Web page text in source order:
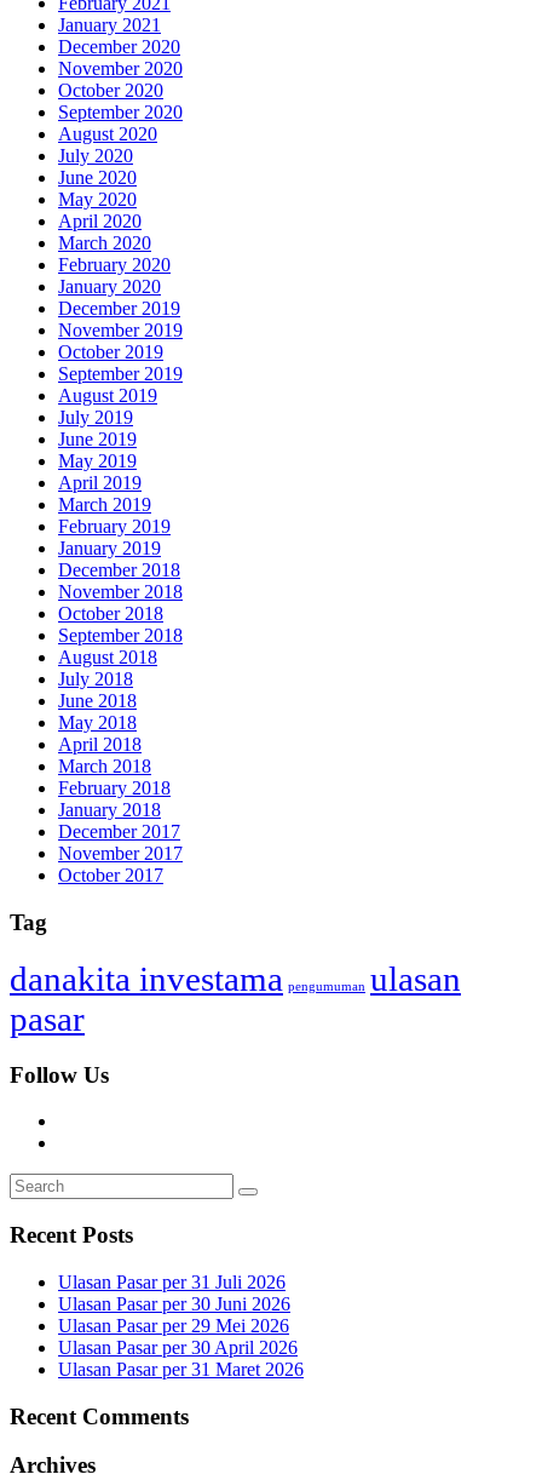
January 2021
December 2020
November 2020
October 2020
September 2020
August 2020
July 2020
June 2020
May 2020
April 2020
March 2020
February 2020
January 2020
December 2019
November 2019
October 2019
September 2019
August 2019
July 2019
June 2019
May 2019
April 2019
March 2019
February 2019
January 2019
December 2018
November 2018
October 2018
September 2018
August 2018
July 2018
June 2018
May 2018
April 2018
March 2018
February 2018
January 2018
December 2017
November 2017
October 2017
Tag
danakita investama pengumuman ulasan
pasar
Follow Us
Recent Posts
Ulasan Pasar per 31 Juli 2026
Ulasan Pasar per 30 Juni 2026
Ulasan Pasar per 29 Mei 2026
Ulasan Pasar per 30 April 2026
Ulasan Pasar per 31 Maret 2026
Recent Comments
Archives